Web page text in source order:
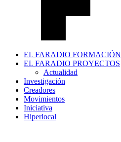
EL FARADIO FORMACIÓN
EL FARADIO PROYECTOS
Actualidad
Investigación
Creadores
Movimientos
Iniciativa
Hiperlocal